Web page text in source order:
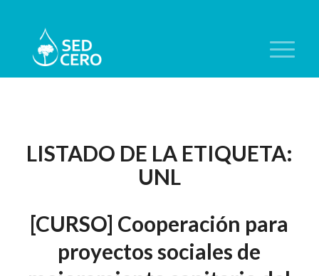
LISTADO DE LA ETIQUETA:
UNL
[CURSO] Cooperación para
proyectos sociales de